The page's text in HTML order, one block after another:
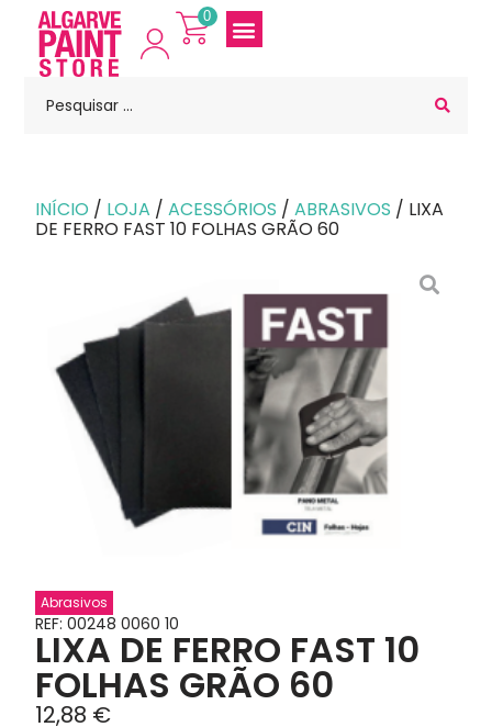
0
INÍCIO / LOJA /ACESSÓRIOS /ABRASIVOS / LIXA
DE FERRO FAST 10 FOLHAS GRÃO 60
Abrasivos
REF: 00248 0060 10
LIXA DE FERRO FAST 10
FOLHAS GRÃO 60
12,88 €